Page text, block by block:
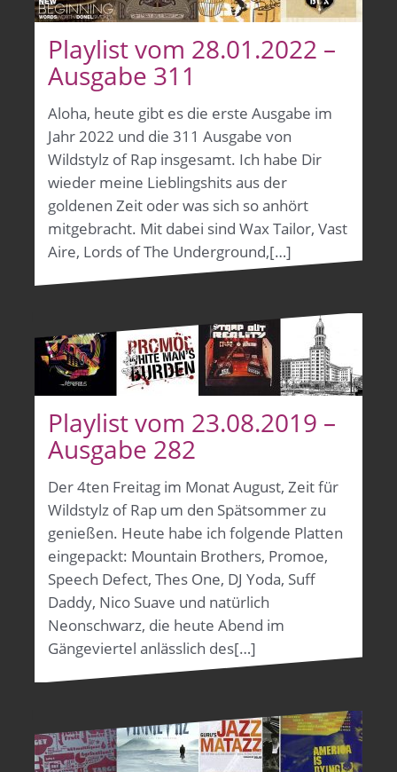
Playlist vom 28.01.2022 –
Ausgabe 311
Aloha, heute gibt es die erste Ausgabe im
Jahr 2022 und die 311 Ausgabe von
Wildstylz of Rap insgesamt. Ich habe Dir
wieder meine Lieblingshits aus der
goldenen Zeit oder was sich so anhört
mitgebracht. Mit dabei sind Wax Tailor, Vast
Aire, Lords of The Underground,[…]
Playlist vom 23.08.2019 –
Ausgabe 282
Der 4ten Freitag im Monat August, Zeit für
Wildstylz of Rap um den Spätsommer zu
genießen. Heute habe ich folgende Platten
eingepackt: Mountain Brothers, Promoe,
Speech Defect, Thes One, DJ Yoda, Suff
Daddy, Nico Suave und natürlich
Neonschwarz, die heute Abend im
Gängeviertel anlässlich des[…]